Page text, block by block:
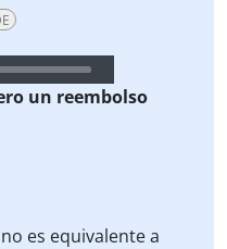
un reembolso
no es equivalente a